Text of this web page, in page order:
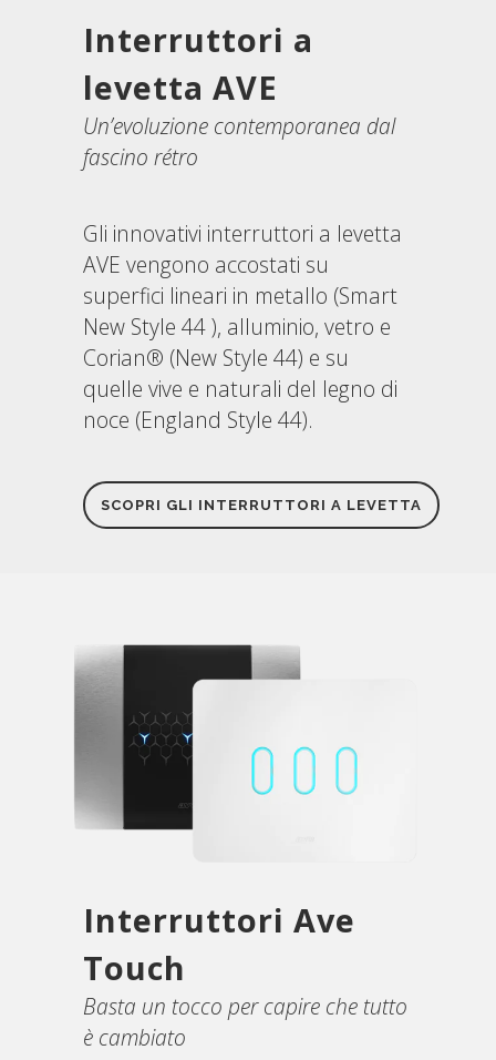
Interruttori a
levetta AVE
Un’evoluzione contemporanea dal
fascino rétro
Gli innovativi interruttori a levetta
AVE vengono accostati su
superfici lineari in metallo (Smart
New Style 44 ), alluminio, vetro e
Corian® (New Style 44) e su
quelle vive e naturali del legno di
noce (England Style 44).
SCOPRI GLI INTERRUTTORI A LEVETTA
Interruttori Ave
Touch
Basta un tocco per capire che tutto
è cambiato